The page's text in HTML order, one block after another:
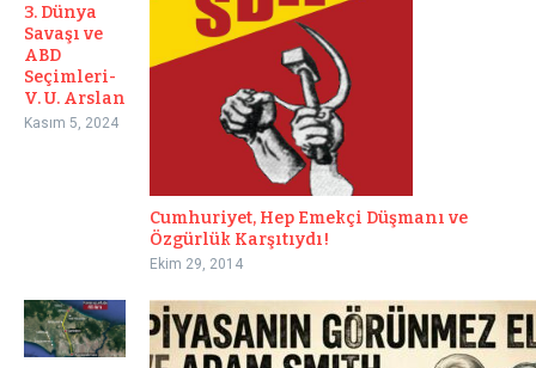
3. Dünya
Savaşı ve
ABD
Seçimleri-
V. U. Arslan
Kasım 5, 2024
Cumhuriyet, Hep Emekçi Düşmanı ve
Özgürlük Karşıtıydı!
Ekim 29, 2014